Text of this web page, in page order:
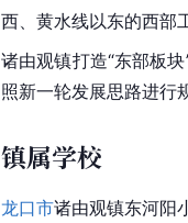
西、黄水线以东的西部
诸由观镇打造“东部板
照新一轮发展思路进行
镇属学校
龙口市诸由观镇东河阳